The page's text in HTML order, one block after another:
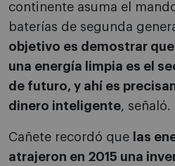
continente asuma el
baterías de segunda
objetivo es demostrar
una energía limpia es el
de futuro, y ahí es
dinero inteligente, señaló.
Cañete recordó que
las
atrajeron en 2015 una